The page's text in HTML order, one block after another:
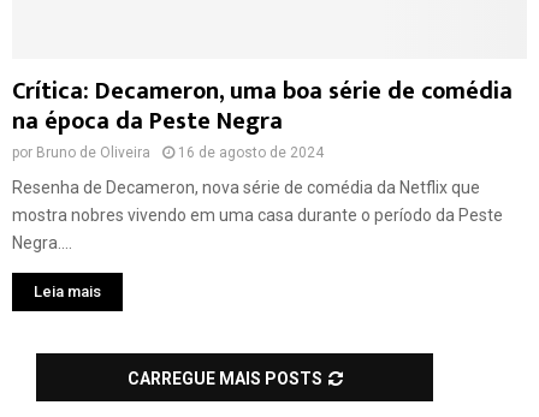
Crítica: Decameron, uma boa série de comédia
na época da Peste Negra
por Bruno de Oliveira 16 de agosto de 2024
Resenha de Decameron, nova série de comédia da Netflix que
mostra nobres vivendo em uma casa durante o período da Peste
Negra....
Leia mais
CARREGUE MAIS POSTS